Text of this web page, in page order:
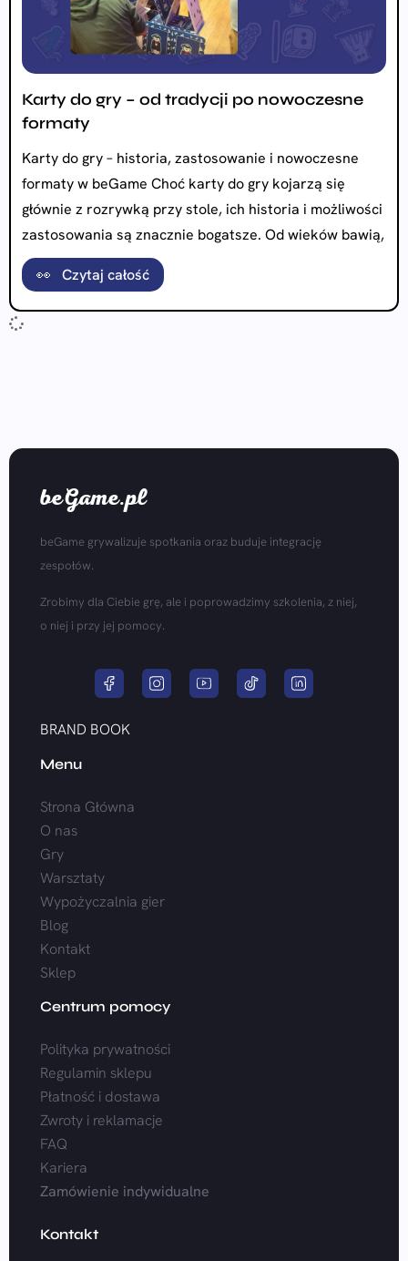
Karty do gry – od tradycji po nowoczesne
formaty
Karty do gry – historia, zastosowanie i nowoczesne
formaty w beGame Choć karty do gry kojarzą się
głównie z rozrywką przy stole, ich historia i możliwości
zastosowania są znacznie bogatsze. Od wieków bawią,
👀 Czytaj całość
beGame.pl
beGame grywalizuje spotkania oraz buduje integrację
zespołów.
Zrobimy dla Ciebie grę, ale i poprowadzimy szkolenia, z niej,
o niej i przy jej pomocy.
BRAND BOOK
Menu
Strona Główna
O nas
Gry
Warsztaty
Wypożyczalnia gier
Blog
Kontakt
Sklep
Centrum pomocy
Polityka prywatności
Regulamin sklepu
Płatność i dostawa
Zwroty i reklamacje
FAQ
Kariera
Zamówienie indywidualne
Kontakt